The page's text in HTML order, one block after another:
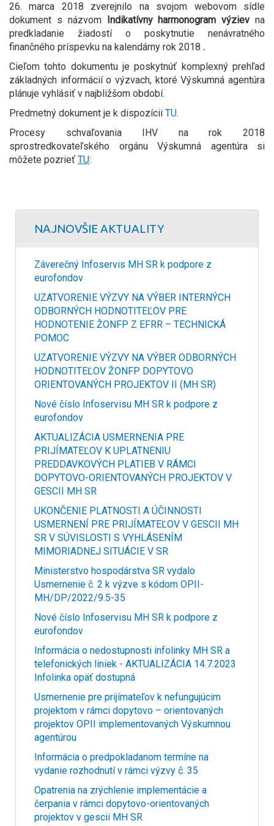
26. marca 2018 zverejnilo na svojom webovom sídle
dokument s názvom
Indikatívny harmonogram výziev na
predkladanie žiadostí o poskytnutie nenávratného
finančného príspevku na kalendárny rok 2018 .
Cieľom tohto dokumentu je poskytnúť komplexný prehľad
základných informácií o výzvach, ktoré Výskumná agentúra
plánuje vyhlásiť v najbližšom období.
Predmetný dokument je k dispozícii TU.
Procesy schvaľovania IHV na rok 2018
sprostredkovateľského orgánu Výskumná agentúra si
môžete pozrieť TU:
NAJNOVŠIE AKTUALITY
Záverečný Infoservis MH SR k podpore z
eurofondov
UZATVORENIE VÝZVY NA VÝBER INTERNÝCH
ODBORNÝCH HODNOTITEĽOV PRE
HODNOTENIE ŽONFP Z EFRR – TECHNICKÁ
POMOC
UZATVORENIE VÝZVY NA VÝBER ODBORNÝCH
HODNOTITEĽOV ŽONFP DOPYTOVO
ORIENTOVANÝCH PROJEKTOV II (MH SR)
Nové číslo Infoservisu MH SR k podpore z
eurofondov
AKTUALIZÁCIA USMERNENIA PRE
PRIJÍMATEĽOV K UPLATNENIU
PREDDAVKOVÝCH PLATIEB V RÁMCI
DOPYTOVO-ORIENTOVANÝCH PROJEKTOV V
GESCII MH SR
UKONČENIE PLATNOSTI A ÚČINNOSTI
USMERNENÍ PRE PRIJÍMATEĽOV V GESCII MH
SR V SÚVISLOSTI S VYHLÁSENÍM
MIMORIADNEJ SITUÁCIE V SR
Ministerstvo hospodárstva SR vydalo
Usmernenie č. 2 k výzve s kódom OPII-
MH/DP/2022/9.5-35
Nové číslo Infoservisu MH SR k podpore z
eurofondov
Informácia o nedostupnosti infolinky MH SR a
telefonických liniek - AKTUALIZÁCIA 14.7.2023
Infolinka opäť dostupná
Usmernenie pre prijímateľov k nefungujúcim
projektom v rámci dopytovo – orientovaných
projektov OPII implementovaných Výskumnou
agentúrou
Informácia o predpokladanom termíne na
vydanie rozhodnutí v rámci výzvy č. 35
Opatrenia na zrýchlenie implementácie a
čerpania v rámci dopytovo-orientovaných
projektov v gescii MH SR